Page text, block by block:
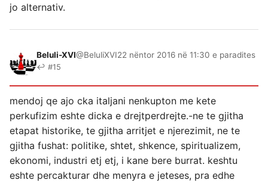
jo alternativ.
Beluli-XVI@BeluliXVI22 nëntor 2016 në 11:30 e paradites
↩ #15
mendoj qe ajo cka italjani nenkupton me kete
perkufizim eshte dicka e drejtperdrejte.-ne te gjitha
etapat historike, te gjitha arritjet e njerezimit, ne te
gjitha fushat: politike, shtet, shkence, spiritualizem,
ekonomi, industri etj etj, i kane bere burrat. keshtu
eshte percakturar dhe menyra e jeteses, pra edhe